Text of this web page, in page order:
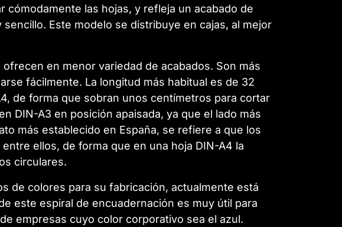
las hojas, y refleja un acabado de
Este modelo se distribuye en cajas, al mejor
en menor variedad de acabados. Son más
fácilmente. La longitud más habitual es de 32
de forma que sobran unos centímetros para cortar
DIN-A3 en posición apaisada, ya que el lado más
más establecido en España, se refiere a que los
ellos, de forma que en una hoja DIN-A4 la
circulares.
de colores para su fabricación, actualmente está
este espiral de encuadernación es muy útil para
empresas cuyo color corporativo sea el azul.